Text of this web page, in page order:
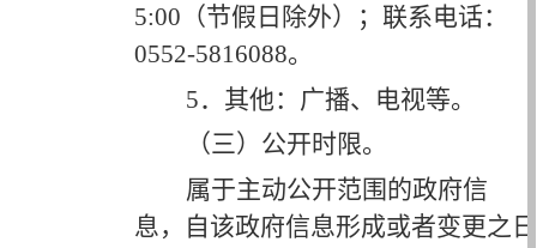
5:00（节假日除外）；联系电话：
0552-5816088。
5．其他：广播、电视等。
（三）公开时限。
属于主动公开范围的政府信
息，自该政府信息形成或者变更之日